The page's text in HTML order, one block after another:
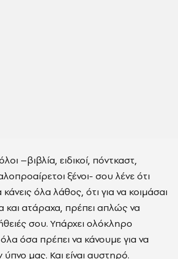
–βιβλία, ειδικοί, πόντκαστ,
ξένοι- σου λένε ότι
όλα λάθος, ότι για να κοιμάσαι
και ατάραχα, πρέπει απλώς να
σου. Υπάρχει ολόκληρο
όσα πρέπει να κάνουμε για να
μας. Και είναι αυστηρό.